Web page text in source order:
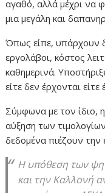
αγαθό, αλλά μέχρι να
μια μεγάλη και
Όπως είπε, υπάρχουν
εργολάβοι, κόστος
καθημερινά.
είτε δεν έρχονται
Σύμφωνα με τον ίδιο,
αύξηση των
δεδομένα πιέζουν την
Η υπόθεση των
και την Καλλονή